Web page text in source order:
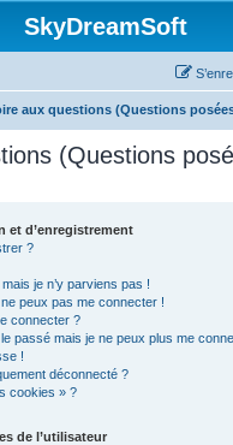
SkyDreamSoft
aux questions (Questions
(Questions
et d’enregistrement
?
je n’y parviens pas !
peux pas me connecter !
connecter ?
passé mais je ne peux plus me
!
déconnecté ?
cookies » ?
de l’utilisateur